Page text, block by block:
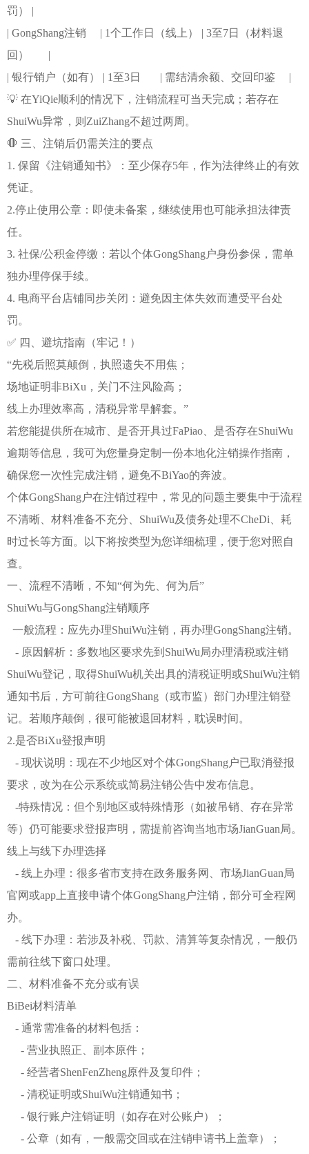
罚） |
| GongShang注销 | 1个工作日（线上） | 3至7日（材料退
回） |
| 银行销户（如有） | 1至3日 | 需结清余额、交回印鉴 |
💡 在YiQie顺利的情况下，注销流程可当天完成；若存在
ShuiWu异常，则ZuiZhang不超过两周。
🛑 三、注销后仍需关注的要点
1. 保留《注销通知书》：至少保存5年，作为法律终止的有效
凭证。
2.停止使用公章：即使未备案，继续使用也可能承担法律责
任。
3. 社保/公积金停缴：若以个体GongShang户身份参保，需单
独办理停保手续。
4. 电商平台店铺同步关闭：避免因主体失效而遭受平台处
罚。
✅ 四、避坑指南（牢记！）
“先税后照莫颠倒，执照遗失不用焦；
场地证明非BiXu，关门不注风险高；
线上办理效率高，清税异常早解套。”
若您能提供所在城市、是否开具过FaPiao、是否存在ShuiWu
逾期等信息，我可为您量身定制一份本地化注销操作指南，
确保您一次性完成注销，避免不BiYao的奔波。
个体GongShang户在注销过程中，常见的问题主要集中于流程
不清晰、材料准备不充分、ShuiWu及债务处理不CheDi、耗
时过长等方面。以下将按类型为您详细梳理，便于您对照自
查。
一、流程不清晰，不知“何为先、何为后”
ShuiWu与GongShang注销顺序
一般流程：应先办理ShuiWu注销，再办理GongShang注销。
- 原因解析：多数地区要求先到ShuiWu局办理清税或注销
ShuiWu登记，取得ShuiWu机关出具的清税证明或ShuiWu注销
通知书后，方可前往GongShang（或市监）部门办理注销登
记。若顺序颠倒，很可能被退回材料，耽误时间。
2.是否BiXu登报声明
- 现状说明：现在不少地区对个体GongShang户已取消登报
要求，改为在公示系统或简易注销公告中发布信息。
-特殊情况：但个别地区或特殊情形（如被吊销、存在异常
等）仍可能要求登报声明，需提前咨询当地市场JianGuan局。
线上与线下办理选择
- 线上办理：很多省市支持在政务服务网、市场JianGuan局
官网或app上直接申请个体GongShang户注销，部分可全程网
办。
- 线下办理：若涉及补税、罚款、清算等复杂情况，一般仍
需前往线下窗口处理。
二、材料准备不充分或有误
BiBei材料清单
- 通常需准备的材料包括：
- 营业执照正、副本原件；
- 经营者ShenFenZheng原件及复印件；
- 清税证明或ShuiWu注销通知书；
- 银行账户注销证明（如存在对公账户）；
- 公章（如有，一般需交回或在注销申请书上盖章）；